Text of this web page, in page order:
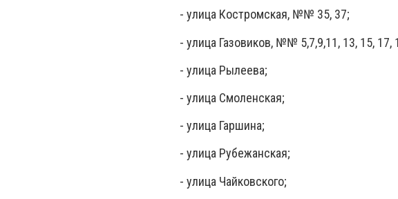
- улица Костромская, №№ 35, 37;
- улица Газовиков, №№ 5,7,9,11, 13, 15, 17,
- улица Рылеева;
- улица Смоленская;
- улица Гаршина;
- улица Рубежанская;
- улица Чайковского;